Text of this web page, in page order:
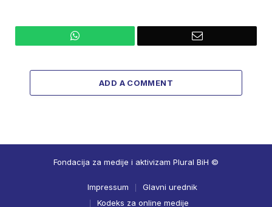
WhatsApp Email
ADD A COMMENT
Fondacija za medije i aktivizam Plural BiH ©
Impressum
Glavni urednik
Kodeks za online medije